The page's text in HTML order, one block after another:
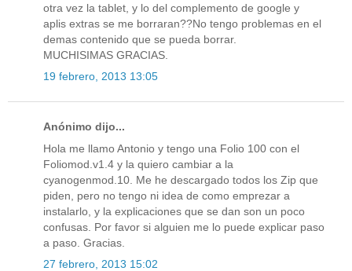
otra vez la tablet, y lo del complemento de google y
aplis extras se me borraran??No tengo problemas en el
demas contenido que se pueda borrar.
MUCHISIMAS GRACIAS.
19 febrero, 2013 13:05
Anónimo dijo...
Hola me llamo Antonio y tengo una Folio 100 con el
Foliomod.v1.4 y la quiero cambiar a la
cyanogenmod.10. Me he descargado todos los Zip que
piden, pero no tengo ni idea de como emprezar a
instalarlo, y la explicaciones que se dan son un poco
confusas. Por favor si alguien me lo puede explicar paso
a paso. Gracias.
27 febrero, 2013 15:02